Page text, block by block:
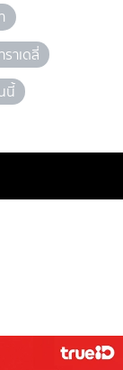
ราเดลี่
นี้